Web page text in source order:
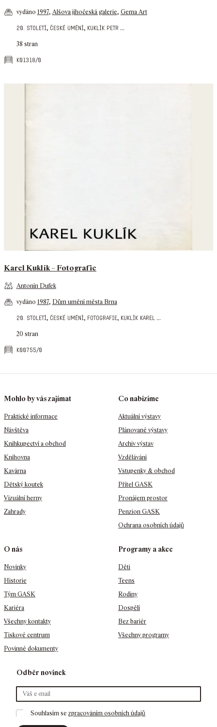
vydáno 1997, Alšova jihočeská galerie, Gema Art
20. století, české umění, kuklík petr ...
38 stran
k01318/0
Karel Kuklík – Fotografie
Antonín Dufek
vydáno 1987, Dům umění města Brna
20. století, české umění, fotografie, kuklík karel ...
20 stran
k00755/0
Mohlo by vás zajímat
Praktické informace
Návštěva
Knihkupectví a obchod
Knihovna
Kavárna
Dětský koutek
Vizuální herny
Zahrady
Co nabízíme
Aktuální výstavy
Plánované výstavy
Archiv výstav
Vzdělávání
Vstupenky & obchod
Přítel GASK
Pronájem prostor
Penzion GASK
Ochrana osobních údajů
O nás
Novinky
Historie
Tým GASK
Kariéra
Všechny kontakty
Tiskové centrum
Povinné dokumenty
Programy a akce
Děti
Teens
Rodiny
Dospělí
Bez bariér
Všechny programy
Odběr novinek
Souhlasím se zpracováním osobních údajů